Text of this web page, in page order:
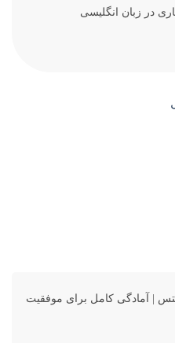
در زبان انگلیسی
| آمادگی کامل برای موفقیت